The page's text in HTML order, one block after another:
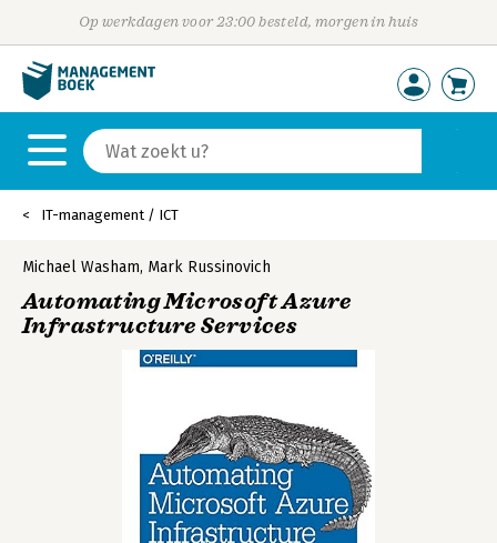
Op werkdagen voor 23:00 besteld, morgen in huis
IT-management / ICT
Michael Washam, Mark Russinovich
Automating Microsoft Azure
Infrastructure Services